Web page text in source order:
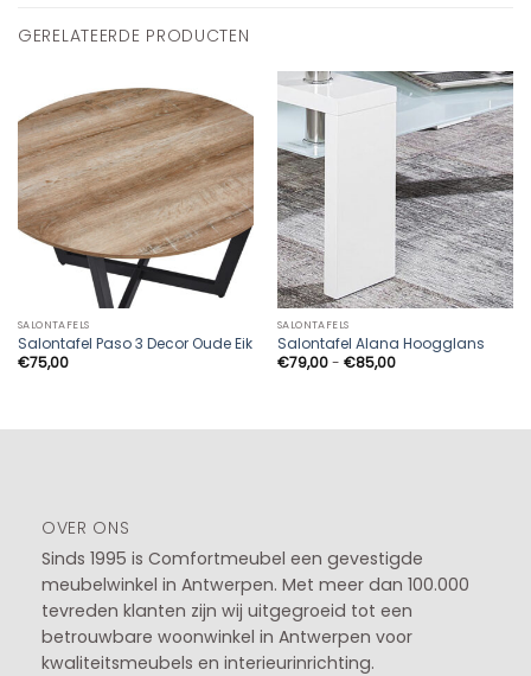
GERELATEERDE PRODUCTEN
SALONTAFELS
Salontafel Paso 3 Decor Oude Eik
€75,00
SALONTAFELS
Salontafel Alana Hoogglans
€79,00- €85,00Prijsklasse:
€79,00
OVER ONS
Sinds 1995 is Comfortmeubel een gevestigde
meubelwinkel in Antwerpen. Met meer dan 100.000
tevreden klanten zijn wij uitgegroeid tot een
betrouwbare woonwinkel in Antwerpen voor
kwaliteitsmeubels en interieurinrichting.